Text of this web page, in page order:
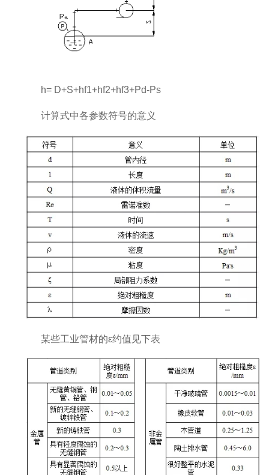
h= D+S+hf1+hf2+hf3+Pd-Ps
计算式中各参数符号的意义
某些工业管材的ε约值见下表